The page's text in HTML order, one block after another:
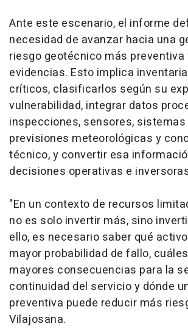
Ante este escenario, el informe
necesidad de avanzar hacia una
riesgo geotécnico más preventiva
evidencias. Esto implica
críticos, clasificarlos según su
vulnerabilidad, integrar datos
inspecciones, sensores,
previsiones meteorológicas y
técnico, y convertir esa
decisiones operativas e
"En un contexto de recursos
no es solo invertir más, sino
ello, es necesario saber qué
mayor probabilidad de fallo,
mayores consecuencias para la
continuidad del servicio y dónde
preventiva puede reducir más
Vilajosana.